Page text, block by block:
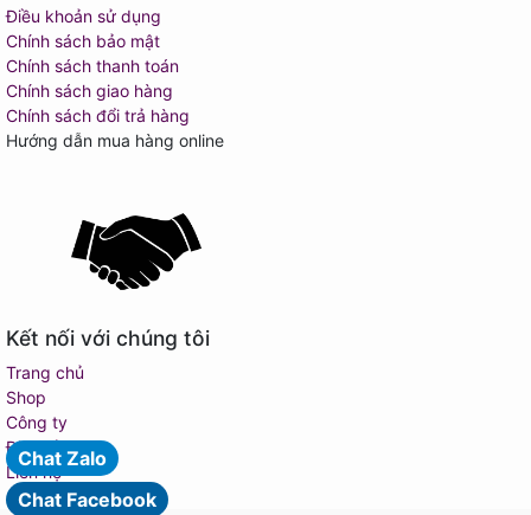
Điều khoản sử dụng
Chính sách bảo mật
Chính sách thanh toán
Chính sách giao hàng
Chính sách đổi trả hàng
Hướng dẫn mua hàng online
Kết nối với chúng tôi
Trang chủ
Shop
Công ty
Địa chỉ
Liên hệ
Chat Zalo
Chat Facebook